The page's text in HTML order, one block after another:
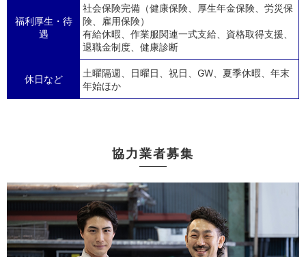
福利厚生・待
遇
社会保険完備（健康保険、厚生年金保険、労災保
険、雇用保険）
有給休暇、作業服関連一式支給、資格取得支援、
退職金制度、健康診断
休日など
土曜隔週、日曜日、祝日、GW、夏季休暇、年末
年始ほか
協力業者募集